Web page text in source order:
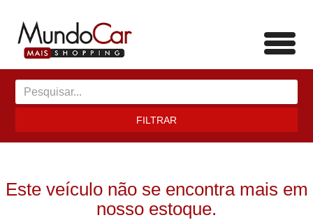
FILTRAR
Este veículo não se encontra mais em
nosso estoque.